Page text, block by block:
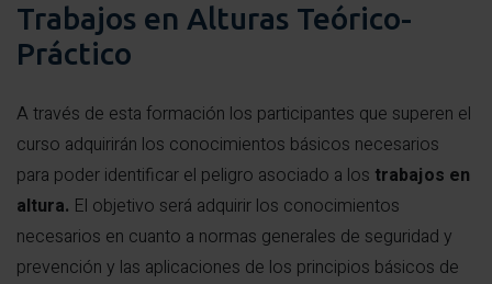
Trabajos en Alturas Teórico-
Práctico
A través de esta formación los participantes que superen el
curso adquirirán los conocimientos básicos necesarios
para poder identificar el peligro asociado a los trabajos en
altura. El objetivo será adquirir los conocimientos
necesarios en cuanto a normas generales de seguridad y
prevención y las aplicaciones de los principios básicos de